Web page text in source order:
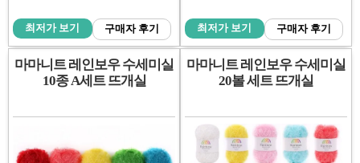
최저가 보기 구매자 후기 최저가 보기 구매자 후기
마마니트 레인보우 수세미실
10종 A세트 뜨개실
마마니트 레인보우 수세미실
20볼 세트 뜨개실